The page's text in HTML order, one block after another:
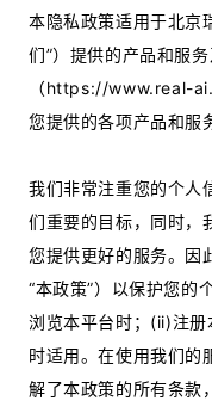
本隐私政策适用于北京
们”）提供的产品和服
（https://www.real-
您提供的各项产品和服
我们非常注重您的个人
们重要的目标，同时，
您提供更好的服务。因
“本政策”）以保护您的
浏览本平台时；(ii)注
时适用。在使用我们的
解了本政策的所有条款，